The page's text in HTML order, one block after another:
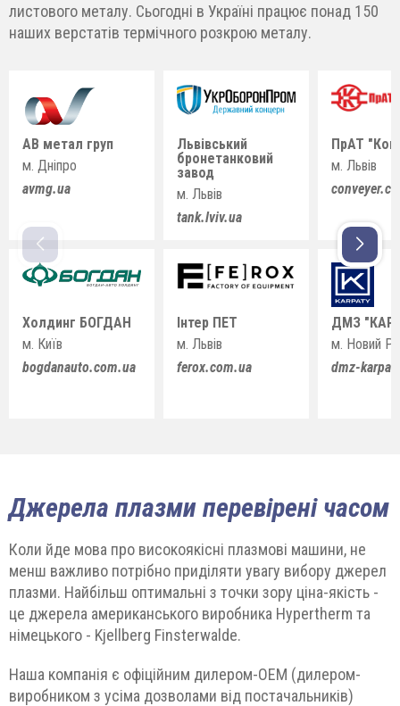
листового металу. Сьогодні в Україні працює понад 150
наших верстатів термічного розкрою металу.
АВ метал груп
м. Дніпро
avmg.ua
Холдинг БОГДАН
м. Київ
bogdanauto.com.ua
Львівський
бронетанковий
завод
м. Львів
tank.lviv.ua
Інтер ПЕТ
м. Львів
ferox.com.ua
ПрАТ
м. Львів
ДМЗ
м. Новий
dmz-
Джерела плазми перевірені часом
Коли йде мова про високоякісні плазмові машини, не
менш важливо потрібно приділяти увагу вибору джерел
плазми. Найбільш оптимальні з точки зору ціна-якість -
це джерела американського виробника Hypertherm та
німецького - Kjellberg Finsterwalde.
Наша компанія є офіційним дилером-ОЕМ (дилером-
виробником з усіма дозволами від постачальників)